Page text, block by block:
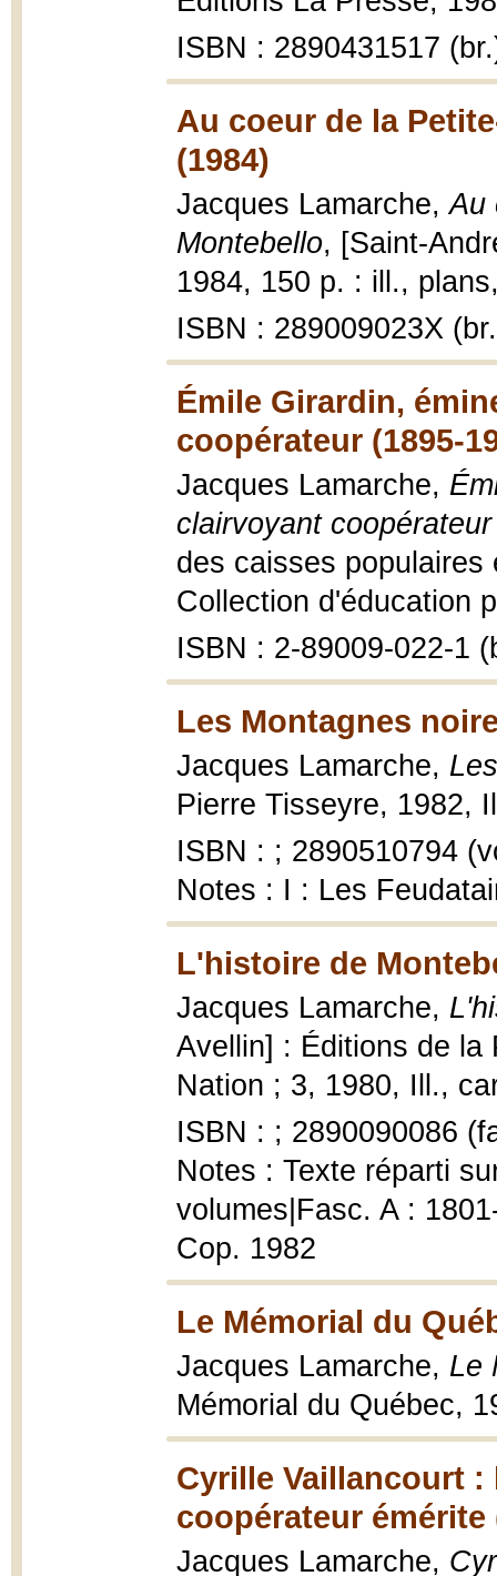
ISBN : 2890431517
Au coeur de la
(1984)
Jacques Lamarche,Au
Montebello, [Saint-
1984, 150 p. : ill.,
ISBN : 289009023X
Émile Girardin,
coopérateur (1895-
Jacques Lamarche,
clairvoyant
des caisses
Collection d'éducation
ISBN : 2-89009-022-1
Les Montagnes
Jacques Lamarche,
Pierre Tisseyre, 1982,
ISBN : ; 2890510794
Notes : I : Les
L'histoire de
Jacques Lamarche,
Avellin] : Éditions de la
Nation ; 3, 1980, Ill.,
ISBN : ; 2890090086
Notes : Texte réparti
volumes|Fasc. A :
Cop. 1982
Le Mémorial du
Jacques Lamarche, Le
Mémorial du Québec,
Cyrille Vaillancourt
coopérateur émérite
Jacques Lamarche,